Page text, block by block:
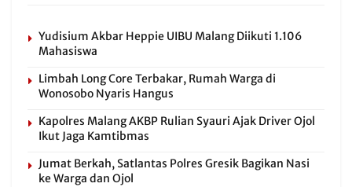
Yudisium Akbar Heppie UIBU Malang Diikuti 1.106
Mahasiswa
Limbah Long Core Terbakar, Rumah Warga di
Wonosobo Nyaris Hangus
Kapolres Malang AKBP Rulian Syauri Ajak Driver Ojol
Ikut Jaga Kamtibmas
Jumat Berkah, Satlantas Polres Gresik Bagikan Nasi
ke Warga dan Ojol